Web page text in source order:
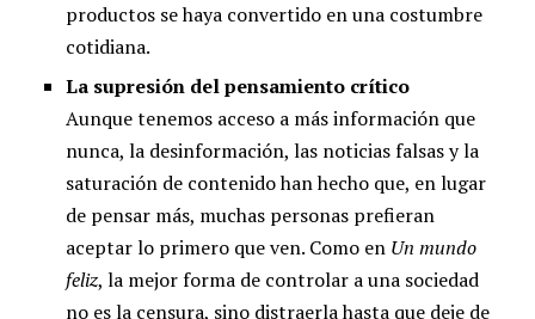
productos se haya convertido en una costumbre
cotidiana.
La supresión del pensamiento crítico
Aunque tenemos acceso a más información que
nunca, la desinformación, las noticias falsas y la
saturación de contenido han hecho que, en lugar
de pensar más, muchas personas prefieran
aceptar lo primero que ven. Como en Un mundo
feliz, la mejor forma de controlar a una sociedad
no es la censura, sino distraerla hasta que deje de